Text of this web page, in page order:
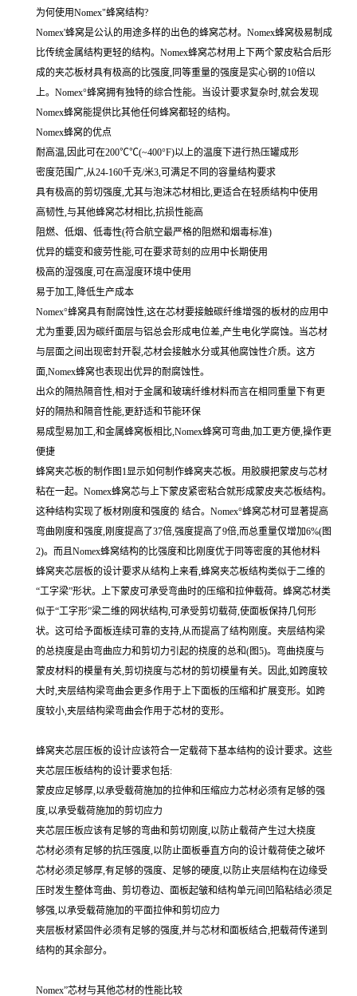
为何使用Nomex"蜂窝结构?
Nomex'蜂窝是公认的用途多样的出色的蜂窝芯材。Nomex蜂窝极易制成
比传统金属结构更轻的结构。Nomex蜂窝芯材用上下两个蒙皮粘合后形
成的夹芯板材具有极高的比强度,同等重量的强度是实心钢的10倍以
上。Nomex°蜂窝拥有独特的综合性能。当设计要求复杂时,就会发现
Nomex蜂窝能提供比其他任何蜂窝都轻的结构。
Nomex蜂窝的优点
耐高温,因此可在200℃℃(~400°F)以上的温度下进行热压罐成形
密度范围广,从24-160千克/米3,可满足不同的容量结构要求
具有极高的剪切强度,尤其与泡沫芯材相比,更适合在轻质结构中使用
高韧性,与其他蜂窝芯材相比,抗损性能高
阻燃、低烟、低毒性(符合航空最严格的阻燃和烟毒标准)
优异的蠕变和疲劳性能,可在要求苛刻的应用中长期使用
极高的湿强度,可在高湿度环境中使用
易于加工,降低生产成本
Nomex°蜂窝具有耐腐蚀性,这在芯材要接触碳纤维增强的板材的应用中
尤为重要,因为碳纤面层与铝总会形成电位差,产生电化学腐蚀。当芯材
与层面之间出现密封开裂,芯材会接触水分或其他腐蚀性介质。这方
面,Nomex蜂窝也表现出优异的耐腐蚀性。
出众的隔热隔音性,相对于金属和玻璃纤维材料而言在相同重量下有更
好的隔热和隔音性能,更舒适和节能环保
易成型易加工,和金属蜂窝板相比,Nomex蜂窝可弯曲,加工更方便,操作更
便捷
蜂窝夹芯板的制作图1显示如何制作蜂窝夹芯板。用胶膜把蒙皮与芯材
粘在一起。Nomex蜂窝芯与上下蒙皮紧密粘合就形成蒙皮夹芯板结构。
这种结构实现了板材刚度和强度的 结合。Nomex°蜂窝芯材可显著提高
弯曲刚度和强度,刚度提高了37倍,强度提高了9倍,而总重量仅增加6%(图
2)。而且Nomex蜂窝结构的比强度和比刚度优于同等密度的其他材料
蜂窝夹芯层板的设计要求从结构上来看,蜂窝夹芯板结构类似于二维的
“工字梁”形状。上下蒙皮可承受弯曲时的压缩和拉伸载荷。蜂窝芯材类
似于“工字形”梁二维的网状结构,可承受剪切载荷,使面板保持几何形
状。这可给予面板连续可靠的支持,从而提高了结构刚度。夹层结构梁
的总挠度是由弯曲应力和剪切力引起的挠度的总和(图5)。弯曲挠度与
蒙皮材料的模量有关,剪切挠度与芯材的剪切模量有关。因此,如跨度较
大时,夹层结构梁弯曲会更多作用于上下面板的压缩和扩展变形。如跨
度较小,夹层结构梁弯曲会作用于芯材的变形。
蜂窝夹芯层压板的设计应该符合一定载荷下基本结构的设计要求。这些
夹芯层压板结构的设计要求包括:
蒙皮应足够厚,以承受载荷施加的拉伸和压缩应力芯材必须有足够的强
度,以承受载荷施加的剪切应力
夹芯层压板应该有足够的弯曲和剪切刚度,以防止载荷产生过大挠度
芯材必须有足够的抗压强度,以防止面板垂直方向的设计载荷使之破坏
芯材必须足够厚,有足够的强度、足够的硬度,以防止夹层结构在边缘受
压时发生整体弯曲、剪切卷边、面板起皱和结构单元间凹陷粘结必须足
够强,以承受载荷施加的平面拉伸和剪切应力
夹层板材紧固件必须有足够的强度,并与芯材和面板结合,把载荷传递到
结构的其余部分。
Nomex”芯材与其他芯材的性能比较